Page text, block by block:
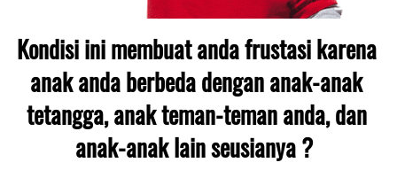
Kondisi ini membuat anda frustasi karena
anak anda berbeda dengan anak-anak
tetangga, anak teman-teman anda, dan
anak-anak lain seusianya ?